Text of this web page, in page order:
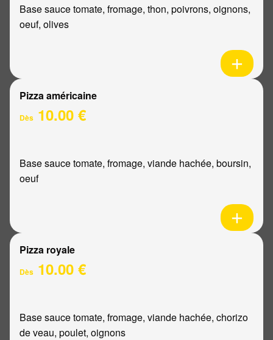
Base sauce tomate, fromage, thon, poivrons, oignons,
oeuf, olives
Pizza américaine
Dès 10.00 €
Base sauce tomate, fromage, viande hachée, boursin,
oeuf
Pizza royale
Dès 10.00 €
Base sauce tomate, fromage, viande hachée, chorizo
de veau, poulet, oignons